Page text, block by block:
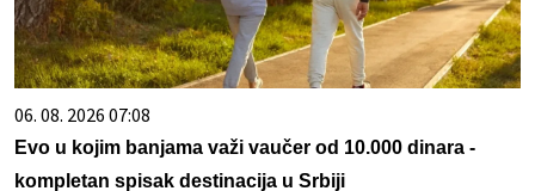
06. 08. 2026 07:08
Evo u kojim banjama važi vaučer od 10.000 dinara -
kompletan spisak destinacija u Srbiji